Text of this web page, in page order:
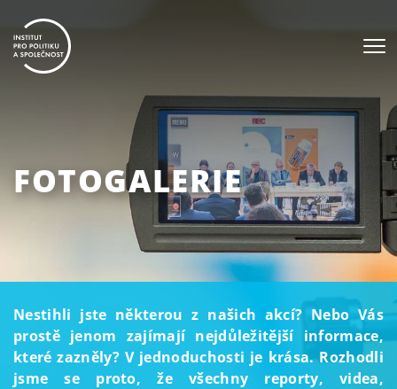
FOTOGALERIE
Nestihli jste některou z našich akcí? Nebo Vás
prostě jenom zajímají nejdůležitější informace,
které zazněly? V jednoduchosti je krása. Rozhodli
jsme se proto, že všechny reporty, videa,